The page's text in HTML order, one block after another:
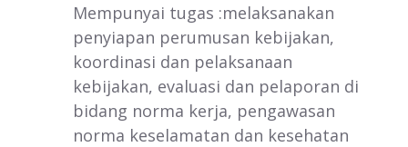
Mempunyai tugas :melaksanakan
penyiapan perumusan kebijakan,
koordinasi dan pelaksanaan
kebijakan, evaluasi dan pelaporan di
bidang norma kerja, pengawasan
norma keselamatan dan kesehatan